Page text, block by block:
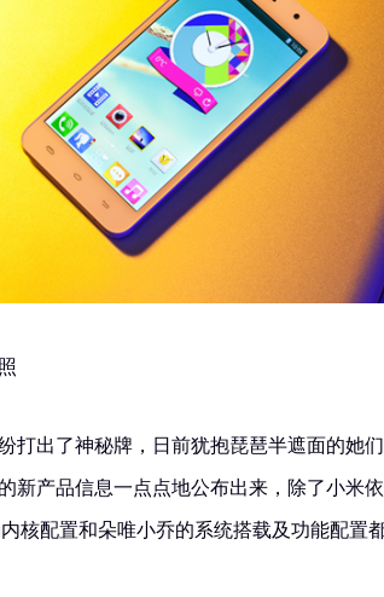
打出了神秘牌，日前犹抱琵琶半遮面的她
新产品信息一点点地公布出来，除了小米
核配置和朵唯小乔的系统搭载及功能配置